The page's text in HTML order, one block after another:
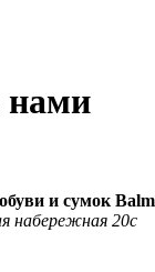
нами
и сумок
набережная 20с